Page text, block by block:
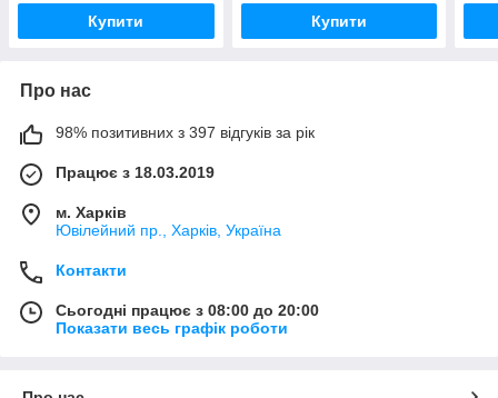
Купити Купити
Про нас
98% позитивних з 397 відгуків за рік
Працює з 18.03.2019
м. Харків
Ювілейний пр., Харків, Україна
Контакти
Сьогодні працює з 08:00 до 20:00
Показати весь графік роботи